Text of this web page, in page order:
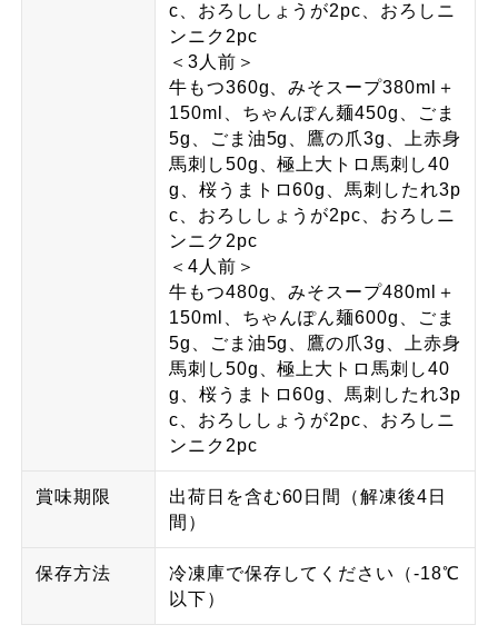
c、おろししょうが2pc、おろしニ
ンニク2pc
＜3人前＞
牛もつ360g、みそスープ380ml＋
150ml、ちゃんぽん麺450g、ごま
5g、ごま油5g、鷹の爪3g、上赤身
馬刺し50g、極上大トロ馬刺し40
g、桜うまトロ60g、馬刺したれ3p
c、おろししょうが2pc、おろしニ
ンニク2pc
＜4人前＞
牛もつ480g、みそスープ480ml＋
150ml、ちゃんぽん麺600g、ごま
5g、ごま油5g、鷹の爪3g、上赤身
馬刺し50g、極上大トロ馬刺し40
g、桜うまトロ60g、馬刺したれ3p
c、おろししょうが2pc、おろしニ
ンニク2pc
賞味期限
出荷日を含む60日間（解凍後4日
間）
保存方法
冷凍庫で保存してください（-18℃
以下）